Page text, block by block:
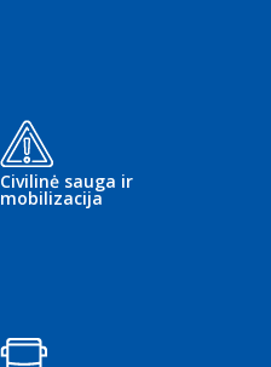
Civilinė sauga ir
mobilizacija